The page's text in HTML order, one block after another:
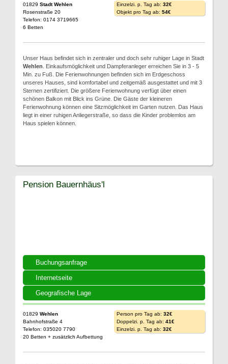
01829 Stadt Wehlen
Rosenstraße 20
Telefon: 0174 3719665
6 Betten
Einzelzi. p. Tag ab: 32€
Objekt pro Tag ab: 54€
Unser Haus befindet sich in zentraler und doch sehr ruhiger Lage in Stadt
Wehlen . Einkaufsmöglichkeit und Dampferanleger erreichen Sie in 3 - 5
Min. zu Fuß. Die Ferienwohnungen befinden sich im Erdgeschoss
unseres Hauses, sind komfortabel und zeitgemäß ausgestattet und mit 3
Sternen zertifiziert. Die größere Ferienwohnung verfügt über einen
schönen Balkon mit Blick ins Grüne. Die Gäste der kleineren
Ferienwohnung können eine Sitzmöglichkeit im Garten nutzen. Das Haus
liegt in einer ruhigen Anliegerstraße, so dass die Kinder problemlos am
Haus spielen können.
Buchungsanfrage
Internetseite
Geografische Lage
Pension Bauernhäus'l
01829 Wehlen
Bahnhofstraße 4
Telefon: 035020 7790
20 Betten + zusätzlich Aufbettung
Person pro Tag ab: 32€
Doppelzi. p. Tag ab: 41€
Einzelzi. p. Tag ab: 32€